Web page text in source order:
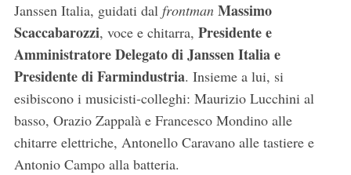
Janssen Italia, guidati dal frontman Massimo
Scaccabarozzi, voce e chitarra, Presidente e
Amministratore Delegato di Janssen Italia e
Presidente di Farmindustria. Insieme a lui, si
esibiscono i musicisti-colleghi: Maurizio Lucchini al
basso, Orazio Zappalà e Francesco Mondino alle
chitarre elettriche, Antonello Caravano alle tastiere e
Antonio Campo alla batteria.